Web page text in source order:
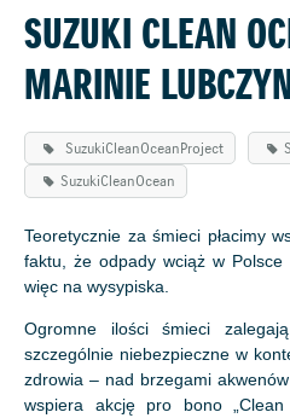
SUZUKI CLEAN
MARINIE
SuzukiCleanOceanProject
SuzukiCleanOcean
Teoretycznie za śmieci płacimy
faktu, że odpady wciąż w
więc na wysypiska.
Ogromne ilości śmieci
szczególnie niebezpieczne w
zdrowia – nad brzegami
wspiera akcję pro bono